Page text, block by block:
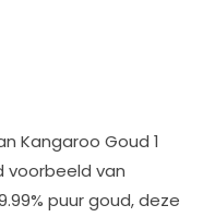
Kangaroo Goud 1
voorbeeld van
puur goud, deze